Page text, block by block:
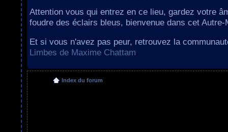
Attention vous qui entrez en ce lieu, gardez votre
foudre des éclairs bleus, bienvenue dans cet Autre-
Et si vous n'avez pas peur, retrouvez la
Limbes de Maxime Chattam
Index du forum